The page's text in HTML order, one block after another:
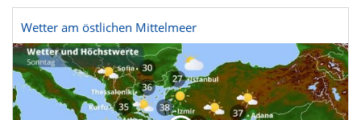
Wetter am östlichen Mittelmeer